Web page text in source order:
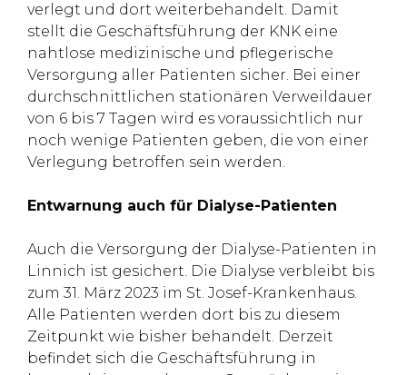
verlegt und dort weiterbehandelt. Damit
stellt die Geschäftsführung der KNK eine
nahtlose medizinische und pflegerische
Versorgung aller Patienten sicher. Bei einer
durchschnittlichen stationären Verweildauer
von 6 bis 7 Tagen wird es voraussichtlich nur
noch wenige Patienten geben, die von einer
Verlegung betroffen sein werden.
Entwarnung auch für Dialyse-Patienten
Auch die Versorgung der Dialyse-Patienten in
Linnich ist gesichert. Die Dialyse verbleibt bis
zum 31. März 2023 im St. Josef-Krankenhaus.
Alle Patienten werden dort bis zu diesem
Zeitpunkt wie bisher behandelt. Derzeit
befindet sich die Geschäftsführung in